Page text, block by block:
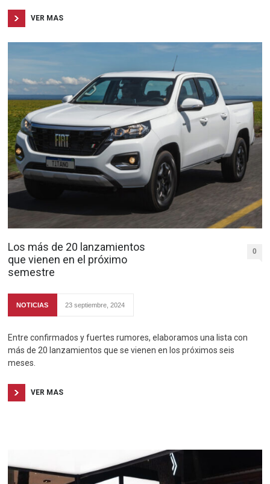
VER MAS
Los más de 20 lanzamientos
que vienen en el próximo
semestre
0
NOTICIAS 23 septiembre, 2024
Entre confirmados y fuertes rumores, elaboramos una lista con
más de 20 lanzamientos que se vienen en los próximos seis
meses.
VER MAS